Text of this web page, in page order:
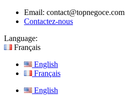
Email: contact@topnegoce.com
Contactez-nous
Language:
Français
English
Français
English